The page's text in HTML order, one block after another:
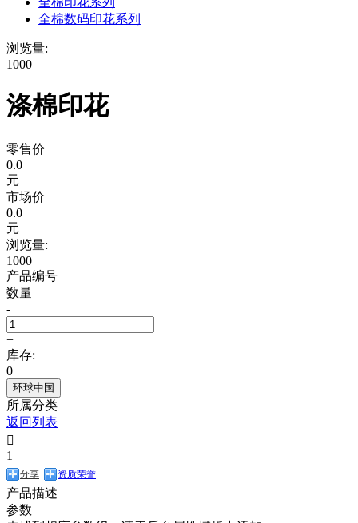
全棉数码印花系列
浏览量:
1000
涤棉印花
零售价
0.0
元
市场价
0.0
元
浏览量:
1000
产品编号
数量
-
+
库存:
0
环球中国
所属分类
返回列表

1
分享 资质荣誉
产品描述
参数